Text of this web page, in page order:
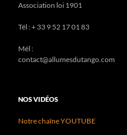
Association loi 1901
Tél : + 33 9 52 17 01 83
Mél :
contact@allumesdutango.com
NOS VIDÉOS
Notre chaîne YOUTUBE